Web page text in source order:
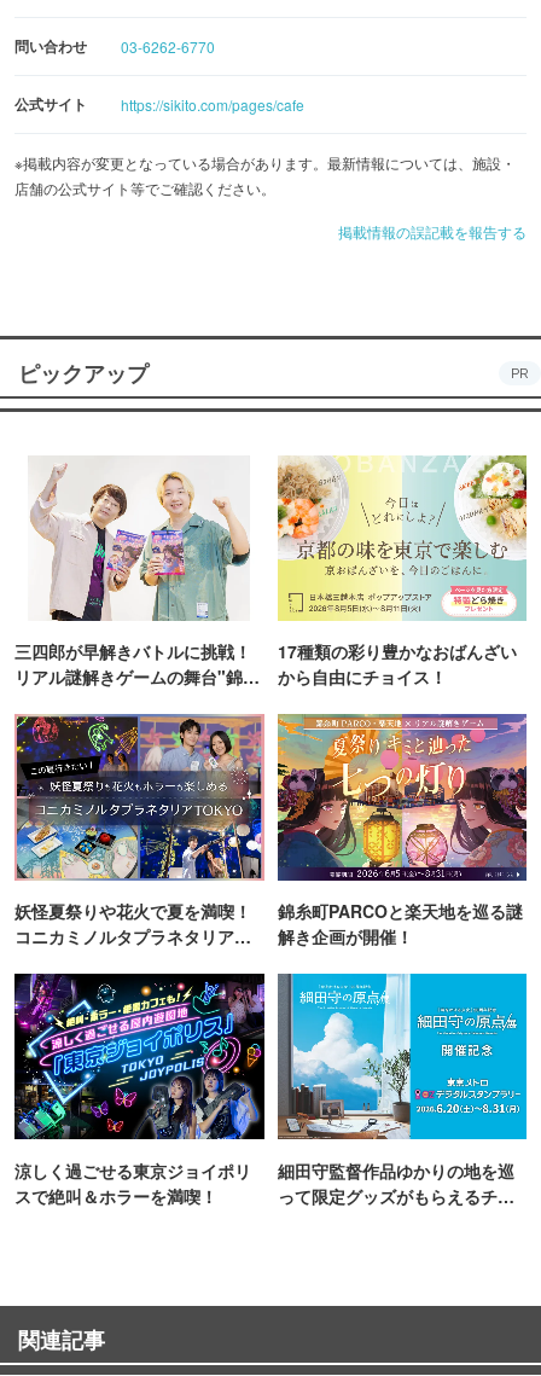
問い合わせ 03-6262-6770
公式サイト https://sikito.com/pages/cafe
※掲載内容が変更となっている場合があります。最新情報については、施設・
店舗の公式サイト等でご確認ください。
掲載情報の誤記載を報告する
ピックアップ PR
三四郎が早解きバトルに挑戦！
リアル謎解きゲームの舞台"錦糸
17種類の彩り豊かなおばんざい
から自由にチョイス！
妖怪夏祭りや花火で夏を満喫！
コニカミノルタプラネタリア
錦糸町PARCOと楽天地を巡る謎
解き企画が開催！
涼しく過ごせる東京ジョイポリ
スで絶叫＆ホラーを満喫！
細田守監督作品ゆかりの地を巡
って限定グッズがもらえるチャ
関連記事